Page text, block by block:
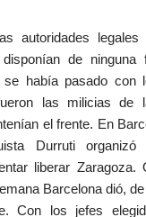
autoridades
de ninguna
se había pasado con
las milicias de
el frente. En
Durruti
liberar Zaragoza.
Barcelona dió,
Con los jefes